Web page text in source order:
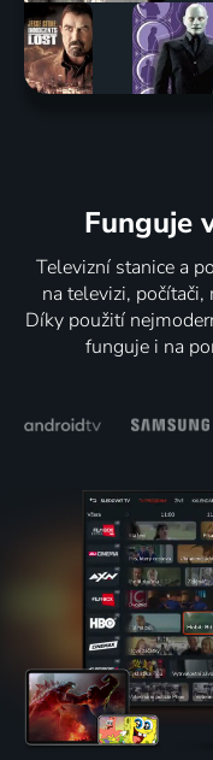
Funguje
Televizní stanice a
na televizi,
Díky použití
funguje i na